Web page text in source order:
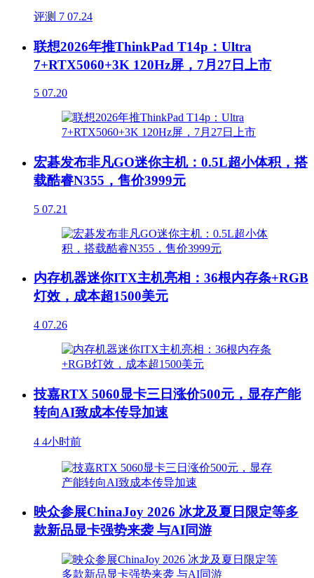
评测 7 07.24
联想2026年推ThinkPad T14p：Ultra
7+RTX5060+3K 120Hz屏，7月27日上市
5 07.20
宏碁发布非凡GO迷你主机：0.5L超小体积，搭
载酷睿N355，售价3999元
5 07.21
内存机器迷你ITX主机亮相：36根内存条+RGB
灯效，成本超1500美元
4 07.26
技嘉RTX 5060显卡三日涨价500元，显存产能
转向AI致成本传导加速
4 4小时前
映众参展ChinaJoy 2026 冰龙及夏日限定等多
款新品显卡强势来袭 与AI同游